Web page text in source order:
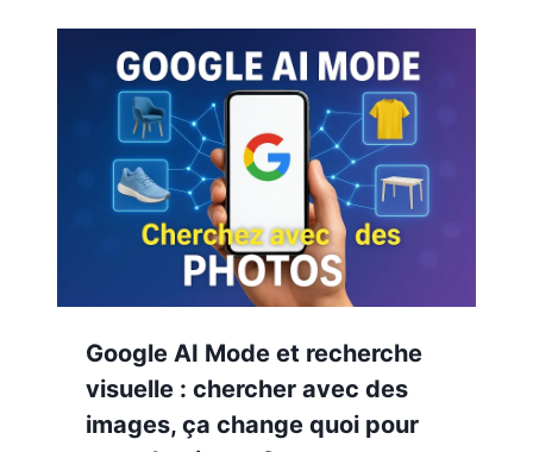
Google AI Mode et recherche
visuelle : chercher avec des
images, ça change quoi pour